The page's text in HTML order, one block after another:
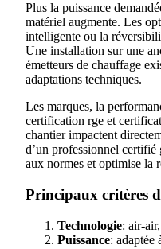
Plus la puissance
matériel augmente. Les
intelligente ou la
Une installation sur une
émetteurs de chauffage
adaptations techniques.
Les marques, la
certification rge et
chantier impactent
d’un professionnel
aux normes et optimise la
Principaux critères
Technologie: air-
Puissance: adaptée